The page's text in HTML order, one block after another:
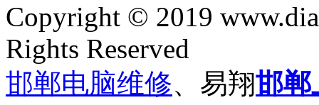
Copyright © 2019
Rights Reserved
邯郸电脑维修、易翔邯郸